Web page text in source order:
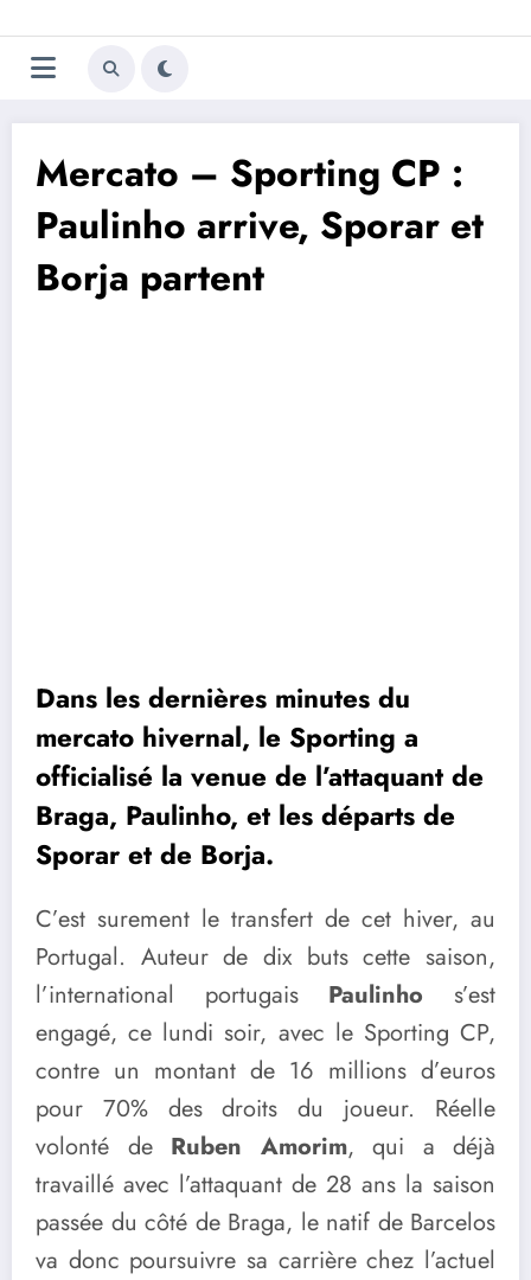
au
contenu
Trivela
L'actualité du football
Mercato – Sporting CP :
Paulinho arrive, Sporar et
Borja partent
Dans les dernières minutes du
mercato hivernal, le Sporting a
officialisé la venue de l’attaquant de
Braga, Paulinho, et les départs de
Sporar et de Borja.
C’est surement le transfert de cet hiver, au
Portugal. Auteur de dix buts cette saison,
l’international portugais Paulinho s’est
engagé, ce lundi soir, avec le Sporting CP,
contre un montant de 16 millions d’euros
pour 70% des droits du joueur. Réelle
volonté de Ruben Amorim, qui a déjà
travaillé avec l’attaquant de 28 ans la saison
passée du côté de Braga, le natif de Barcelos
va donc poursuivre sa carrière chez l’actuel